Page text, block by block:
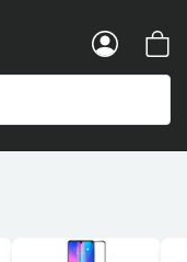
accesorios para